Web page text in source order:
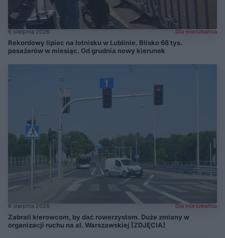
6 sierpnia 2026 Dla mieszkańca
Rekordowy lipiec na lotnisku w Lublinie. Blisko 68 tys.
pasażerów w miesiąc. Od grudnia nowy kierunek
6 sierpnia 2026 Dla mieszkańca
Zabrali kierowcom, by dać rowerzystom. Duże zmiany w
organizacji ruchu na al. Warszawskiej [ZDJĘCIA]